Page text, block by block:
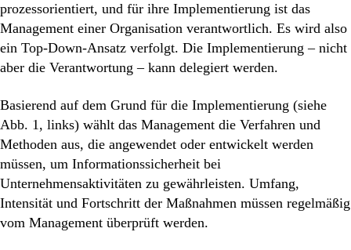
prozessorientiert, und für ihre Implementierung ist das
Management einer Organisation verantwortlich. Es wird also
ein Top-Down-Ansatz verfolgt. Die Implementierung – nicht
aber die Verantwortung – kann delegiert werden.
Basierend auf dem Grund für die Implementierung (siehe
Abb. 1, links) wählt das Management die Verfahren und
Methoden aus, die angewendet oder entwickelt werden
müssen, um Informationssicherheit bei
Unternehmensaktivitäten zu gewährleisten. Umfang,
Intensität und Fortschritt der Maßnahmen müssen regelmäßig
vom Management überprüft werden.